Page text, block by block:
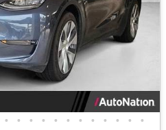
• • • • • • • • • • • •